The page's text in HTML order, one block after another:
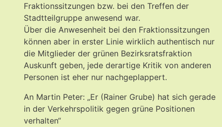
Fraktionssitzungen bzw. bei den Treffen der
Stadtteilgruppe anwesend war.
Über die Anwesenheit bei den Fraktionssitzungen
können aber in erster Linie wirklich authentisch nur
die Mitglieder der grünen Bezirksratsfraktion
Auskunft geben, jede derartige Kritik von anderen
Personen ist eher nur nachgeplappert.
An Martin Peter: „Er (Rainer Grube) hat sich gerade
in der Verkehrspolitik gegen grüne Positionen
verhalten“